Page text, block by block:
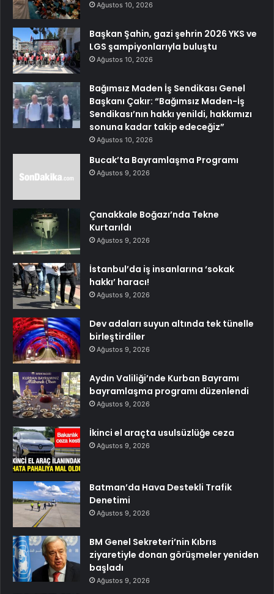
Ağustos 10, 2026
Başkan Şahin, gazi şehrin 2026 YKS ve
LGS şampiyonlarıyla buluştu
Ağustos 10, 2026
Bağımsız Maden İş Sendikası Genel
Başkanı Çakır: “Bağımsız Maden-İş
Sendikası’nın hakkı yenildi, hakkımızı
sonuna kadar takip edeceğiz”
Ağustos 10, 2026
Bucak’ta Bayramlaşma Programı
Ağustos 9, 2026
Çanakkale Boğazı’nda Tekne
Kurtarıldı
Ağustos 9, 2026
İstanbul’da iş insanlarına ‘sokak
hakkı’ haracı!
Ağustos 9, 2026
Dev adaları suyun altında tek tünelle
birleştirdiler
Ağustos 9, 2026
Aydın Valiliği’nde Kurban Bayramı
bayramlaşma programı düzenlendi
Ağustos 9, 2026
İkinci el araçta usulsüzlüğe ceza
Ağustos 9, 2026
Batman’da Hava Destekli Trafik
Denetimi
Ağustos 9, 2026
BM Genel Sekreteri’nin Kıbrıs
ziyaretiyle donan görüşmeler yeniden
başladı
Ağustos 9, 2026